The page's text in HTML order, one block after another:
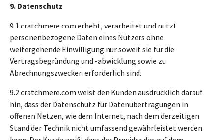
9. Datenschutz
9.1 cratchmere.com erhebt, verarbeitet und nutzt
personenbezogene Daten eines Nutzers ohne
weitergehende Einwilligung nur soweit sie für die
Vertragsbegründung und -abwicklung sowie zu
Abrechnungszwecken erforderlich sind.
9.2 cratchmere.com weist den Kunden ausdrücklich darauf
hin, dass der Datenschutz für Datenübertragungen in
offenen Netzen, wie dem Internet, nach dem derzeitigen
Stand der Technik nicht umfassend gewährleistet werden